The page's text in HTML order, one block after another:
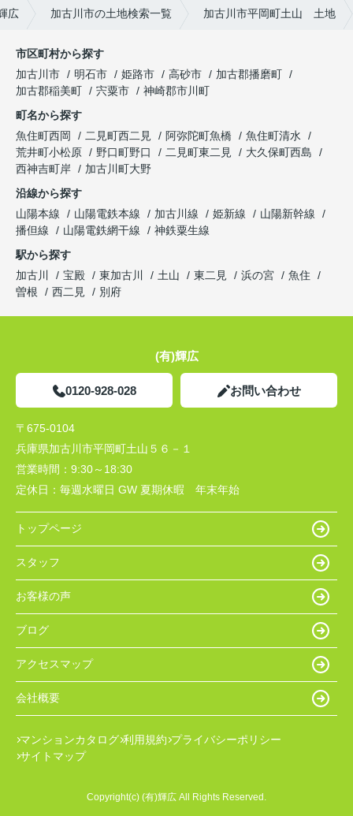
広 加古川市の土地検索一覧 加古川市平岡町土山 土地
市区町村から探す
加古川市
明石市 姫路市 高砂市
加古郡播磨町
加古郡稲美町
宍粟市
神崎郡市川町
町名から探す
魚住町西岡
二見町西二見 阿弥陀町魚橋
魚住町清水
荒井町小松原
野口町野口 二見町東二見
大久保町西島
西神吉町岸
加古川町大野
沿線から探す
山陽本線
山陽電鉄本線 加古川線 姫新線
山陽新幹線
播但線
山陽電鉄網干線
神鉄粟生線
駅から探す
加古川
宝殿 東加古川 土山 東二見 浜の宮
魚住
曽根
西二見 別府
(有)輝広
0120-928-028 お問い合わせ
〒675-0104
兵庫県加古川市平岡町土山５６－１
営業時間： 9:30～18:30
定休日： 毎週水曜日 GW 夏期休暇 年末年始
トップページ
スタッフ
お客様の声
ブログ
アクセスマップ
会社概要
マンションカタログ 利用規約 プライバシーポリシー
サイトマップ
Copyright(c) (有)輝広 All Rights Reserved.